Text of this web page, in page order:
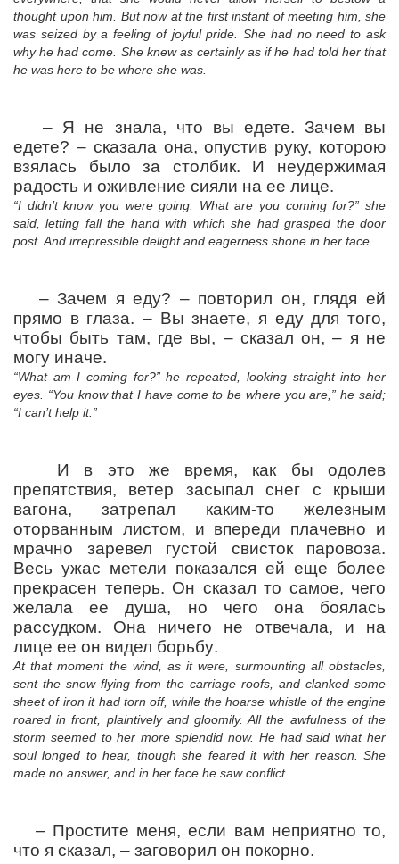
thought upon him. But now at the first instant of meeting him, she
was seized by a feeling of joyful pride. She had no need to ask
why he had come. She knew as certainly as if he had told her that
he was here to be where she was.
– Я не знала, что вы едете. Зачем вы
едете? – сказала она, опустив руку, которою
взялась было за столбик. И неудержимая
радость и оживление сияли на ее лице.
“I didn’t know you were going. What are you coming for?” she
said, letting fall the hand with which she had grasped the door
post. And irrepressible delight and eagerness shone in her face.
– Зачем я еду? – повторил он, глядя ей
прямо в глаза. – Вы знаете, я еду для того,
чтобы быть там, где вы, – сказал он, – я не
могу иначе.
“What am I coming for?” he repeated, looking straight into her
eyes. “You know that I have come to be where you are,” he said;
“I can’t help it.”
И в это же время, как бы одолев
препятствия, ветер засыпал снег с крыши
вагона, затрепал каким-то железным
оторванным листом, и впереди плачевно и
мрачно заревел густой свисток паровоза.
Весь ужас метели показался ей еще более
прекрасен теперь. Он сказал то самое, чего
желала ее душа, но чего она боялась
рассудком. Она
ничего не отвечала, и
на
лице ее он видел борьбу.
At that moment the wind, as it were, surmounting all obstacles,
sent the snow flying from the carriage roofs, and clanked some
sheet of iron it had torn off, while the hoarse whistle of the engine
roared in front, plaintively and gloomily. All the awfulness of the
storm seemed to her more splendid now. He had said what her
soul longed to hear, though she feared it with her reason. She
made no answer, and in her face he saw conflict.
– Простите меня, если вам неприятно то,
что я сказал, – заговорил он покорно.